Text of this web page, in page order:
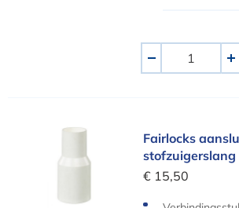
+
Fairlocks aansluitstuk
Fairlocks
stofzuigerslang
€ 15,50